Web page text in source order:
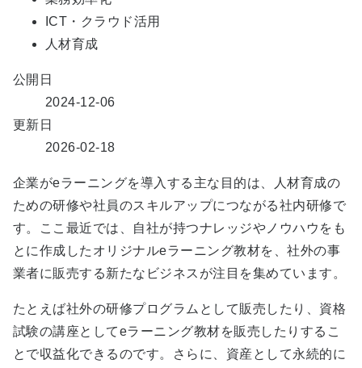
ICT・クラウド活用
人材育成
公開日
2024-12-06
更新日
2026-02-18
企業がeラーニングを導入する主な目的は、人材育成の
ための研修や社員のスキルアップにつながる社内研修で
す。ここ最近では、自社が持つナレッジやノウハウをも
とに作成したオリジナルeラーニング教材を、社外の事
業者に販売する新たなビジネスが注目を集めています。
たとえば社外の研修プログラムとして販売したり、資格
試験の講座としてeラーニング教材を販売したりするこ
とで収益化できるのです。さらに、資産として永続的に